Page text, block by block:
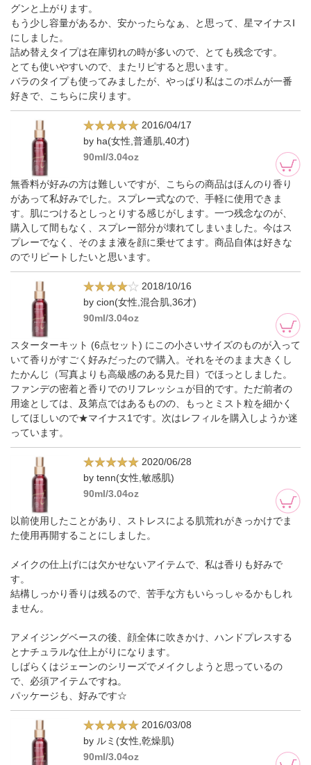
グンと上がります。
もう少し容量があるか、安かったらなぁ、と思って、星マイナスⅠ
にしました。
詰め替えタイプは在庫切れの時が多いので、とても残念です。
とても使いやすいので、またリピすると思います。
バラのタイプも使ってみましたが、やっぱり私はこのポムが一番
好きで、こちらに戻ります。
2016/04/17
by ha(女性,普通肌,40才)
90ml/3.04oz
無香料が好みの方は難しいですが、こちらの商品はほんのり香り
があって私好みでした。スプレー式なので、手軽に使用できま
す。肌につけるとしっとりする感じがします。一つ残念なのが、
購入して間もなく、スプレー部分が壊れてしまいました。今はス
プレーでなく、そのまま液を顔に乗せてます。商品自体は好きな
のでリピートしたいと思います。
2018/10/16
by cion(女性,混合肌,36才)
90ml/3.04oz
スターターキット (6点セット) にこの小さいサイズのものが入って
いて香りがすごく好みだったので購入。それをそのまま大きくし
たかんじ（写真よりも高級感のある見た目）でほっとしました。
ファンデの密着と香りでのリフレッシュが目的です。ただ前者の
用途としては、及第点ではあるものの、もっとミスト粒を細かく
してほしいので★マイナス1です。次はレフィルを購入しようか迷
っています。
2020/06/28
by tenn(女性,敏感肌)
90ml/3.04oz
以前使用したことがあり、ストレスによる肌荒れがきっかけでま
た使用再開することにしました。
メイクの仕上げには欠かせないアイテムで、私は香りも好みで
す。
結構しっかり香りは残るので、苦手な方もいらっしゃるかもしれ
ません。
アメイジングベースの後、顔全体に吹きかけ、ハンドプレスする
とナチュラルな仕上がりになります。
しばらくはジェーンのシリーズでメイクしようと思っているの
で、必須アイテムですね。
パッケージも、好みです☆
2016/03/08
by ルミ(女性,乾燥肌)
90ml/3.04oz